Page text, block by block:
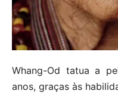
Whang-Od tatua a
anos, graças às